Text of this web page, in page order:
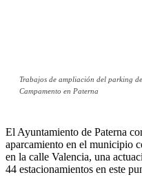
Trabajos de ampliación del parking
Campamento en Paterna
El Ayuntamiento de Paterna
aparcamiento en el municipio
en la calle Valencia, una
44 estacionamientos en este